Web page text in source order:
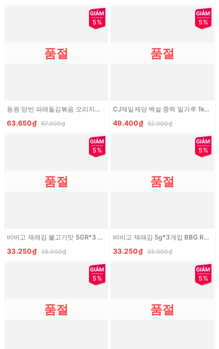
5%
품절
동원 양반 파래돌김볶음 오리지널 70G DW Kim vun xanh
63.650₫ 67.000₫
5%
품절
CJ제일제당 백설 중력 밀가루 1kg CJ Bot mi da dung
49.400₫ 52.000₫
5%
품절
비비고 재래김 불고기맛 5GR*3 BBG Rong bien an lien vi BBQ
33.250₫ 35.000₫
5%
품절
비비고 재래김 5g*3개입 BBG Rong bien an lien vi truyen thong
33.250₫ 35.000₫
5%
품절
5%
품절